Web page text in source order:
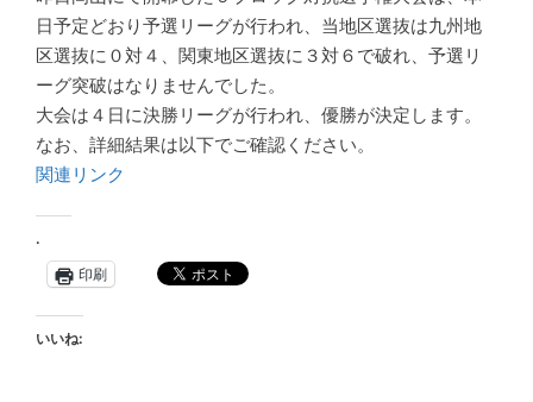
日予定どおり予選リーグが行われ、当地区選抜は九州地
区選抜に０対４、関東地区選抜に３対６で破れ、予選リ
ーグ突破はなりませんでした。
大会は４日に決勝リーグが行われ、優勝が決定します。
なお、詳細結果は以下でご確認ください。
関連リンク
.
印刷
いいね: